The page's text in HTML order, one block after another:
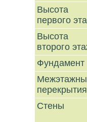
Высота
первого
Высота
второго
Фундамент
перекрытия
Стены